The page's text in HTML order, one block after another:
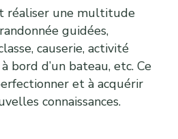
réaliser une multitude
guidées,
causerie, activité
bord d’un bateau, etc. Ce
et à acquérir
connaissances.